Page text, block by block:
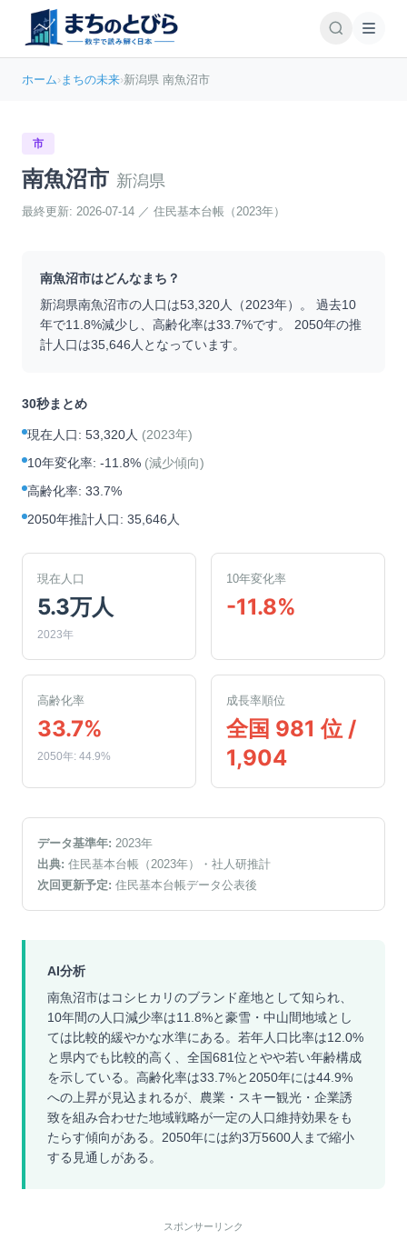
ホーム›まちの未来›新潟県 南魚沼市
市
南魚沼市 新潟県
最終更新: 2026-07-14 ／ 住民基本台帳（2023年）
南魚沼市はどんなまち？
新潟県南魚沼市の人口は53,320人（2023年）。 過去10
年で11.8%減少し、高齢化率は33.7%です。 2050年の推
計人口は35,646 人となっています。
30秒まとめ
現在人口: 53,320人 (2023年)
10年変化率: -11.8% (減少傾向)
高齢化率: 33.7%
2050年推計人口: 35,646人
現在人口
5.3万人
2023年
10年変化率
-11.8%
高齢化率
33.7%
2050年: 44.9%
成長率順位
全国 981 位 /
1,904
データ基準年: 2023年
出典: 住民基本台帳（2023年）
・社人研推計
次回更新予定: 住民基本台帳データ公表後
AI分析
南魚沼市はコシヒカリのブランド産地として知られ、
10年間の人口減少率は11.8%と豪雪・中山間地域とし
ては比較的緩やかな水準にある。若年人口比率は12.0%
と県内でも比較的高く、全国681位とやや若い年齢構成
を示している。高齢化率は33.7%と2050年には44.9%
への上昇が見込まれるが、農業・スキー観光・企業誘
致を組み合わせた地域戦略が一定の人口維持効果をも
たらす傾向がある。2050年には約3万5600人まで縮小
する見通しがある。
スポンサーリンク